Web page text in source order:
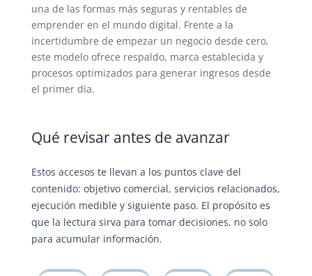
una de las formas más seguras y rentables de
emprender en el mundo digital. Frente a la
incertidumbre de empezar un negocio desde cero,
este modelo ofrece respaldo, marca establecida y
procesos optimizados para generar ingresos desde
el primer día.
Qué revisar antes de avanzar
Estos accesos te llevan a los puntos clave del
contenido: objetivo comercial, servicios relacionados,
ejecución medible y siguiente paso. El propósito es
que la lectura sirva para tomar decisiones, no solo
para acumular información.